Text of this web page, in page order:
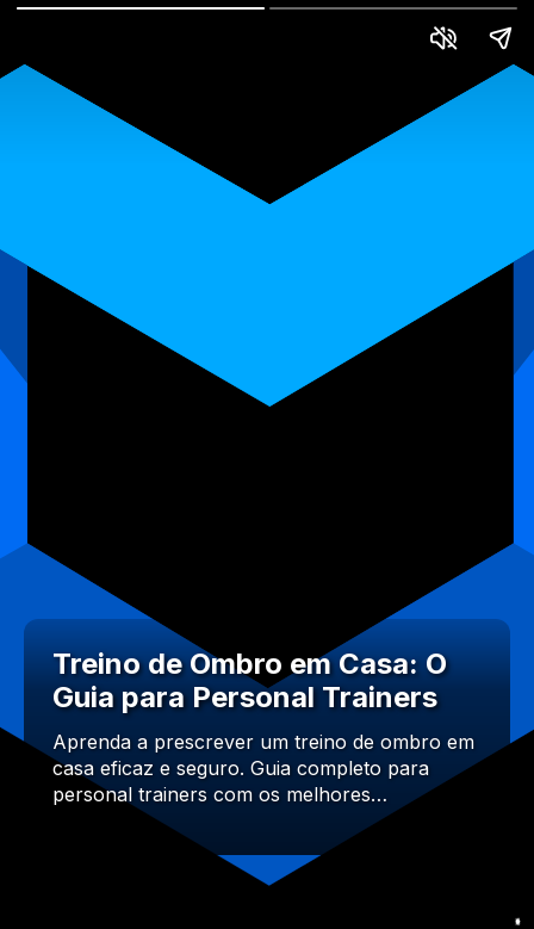
Treino de Ombro em Casa: O
Guia para Personal Trainers
Aprenda a prescrever um treino de ombro em
casa eficaz e seguro. Guia completo para
personal trainers com os melhores…